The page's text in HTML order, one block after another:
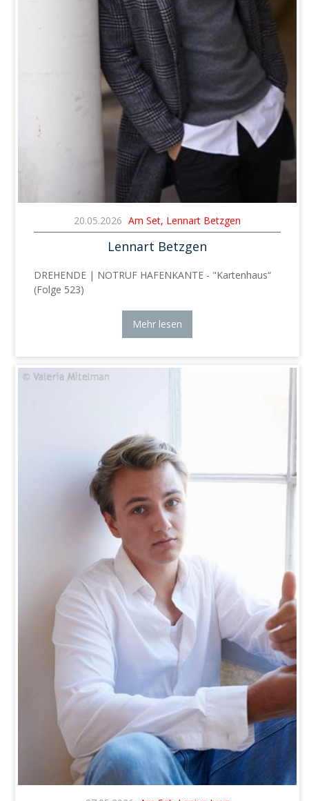
20.05.2026 Am Set, Lennart Betzgen
Lennart Betzgen
DREHENDE | NOTRUF HAFENKANTE - "Kartenhaus“
(Folge 523)
Mehr lesen